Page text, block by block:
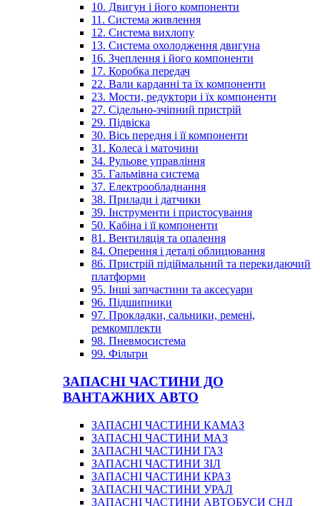
10. Двигун і його компоненти
11. Система живлення
12. Система вихлопу
13. Система охолодження двигуна
16. Зчеплення і його компоненти
17. Коробка передач
22. Вали карданні та їх компоненти
23. Мости, редуктори і їх компоненти
27. Сідельно-зчіпний пристрій
29. Підвіска
30. Вісь передня і її компоненти
31. Колеса і маточини
34. Рульове управління
35. Гальмівна система
37. Електрообладнання
38. Прилади і датчики
39. Інструменти і пристосування
50. Кабіна і її компоненти
81. Вентиляція та опалення
84. Оперення і деталі облицювання
86. Пристрій підіймальний та перекидаючий
платформи
95. Інші запчастини та аксесуари
96. Підшипники
97. Прокладки, сальники, ремені,
ремкомплекти
98. Пневмосистема
99. Фільтри
ЗАПАСНІ ЧАСТИНИ ДО
ВАНТАЖНИХ АВТО
ЗАПАСНІ ЧАСТИНИ КАМАЗ
ЗАПАСНІ ЧАСТИНИ МАЗ
ЗАПАСНІ ЧАСТИНИ ГАЗ
ЗАПАСНІ ЧАСТИНИ ЗІЛ
ЗАПАСНІ ЧАСТИНИ КРАЗ
ЗАПАСНІ ЧАСТИНИ УРАЛ
ЗАПАСНІ ЧАСТИНИ АВТОБУСИ СНД